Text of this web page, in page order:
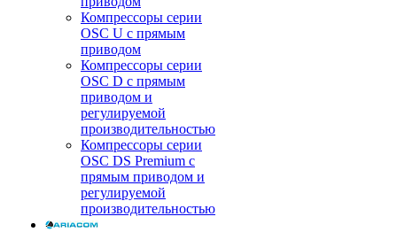
Компрессоры серии
OSC U с прямым
приводом
Компрессоры серии
OSC D с прямым
приводом и
регулируемой
производительностью
Компрессоры серии
OSC DS Premium с
прямым приводом и
регулируемой
производительностью